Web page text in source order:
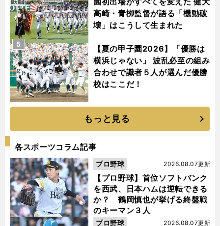
高崎・青栁監督が語る「機動破
壊」はこうして生まれた
【夏の甲子園2026】「優勝は
横浜じゃない」 波乱必至の組み
合わせで識者５人が選んだ優勝
校はここだ！
5
もっと見る
各スポーツコラム記事
【プロ野球】首位ソフトバンク
を西武、日本ハムは逆転できる
か？ 鶴岡慎也が挙げる終盤戦
のキーマン３人
2026.08.07更新
プロ野球
2026.08.07更新
プロ野球